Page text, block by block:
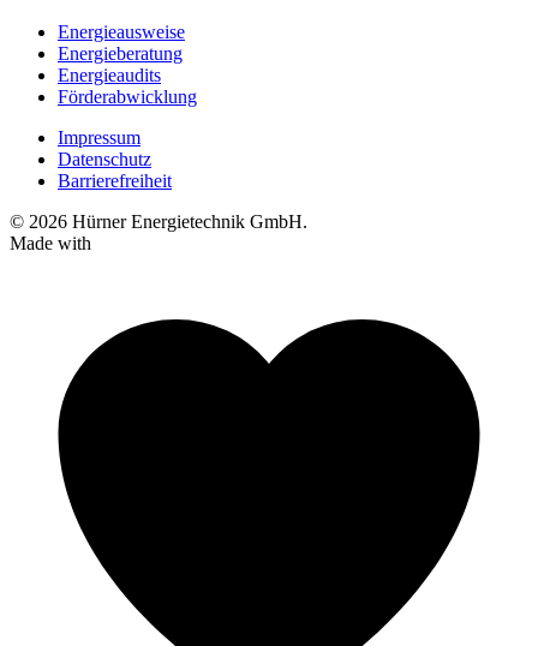
Energieausweise
Energieberatung
Energieaudits
Förderabwicklung
Impressum
Datenschutz
Barrierefreiheit
© 2026 Hürner Energietechnik GmbH.
Made with